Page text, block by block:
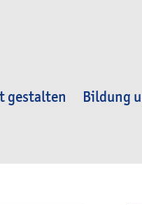
gestalten Bildung